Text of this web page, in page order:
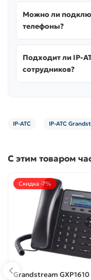
Можно ли
телефоны?
Подходит ли IP-
сотрудников?
IP-АТС IP-АТС
С этим товаром
Скидка -7%
Grandstream GXP1610